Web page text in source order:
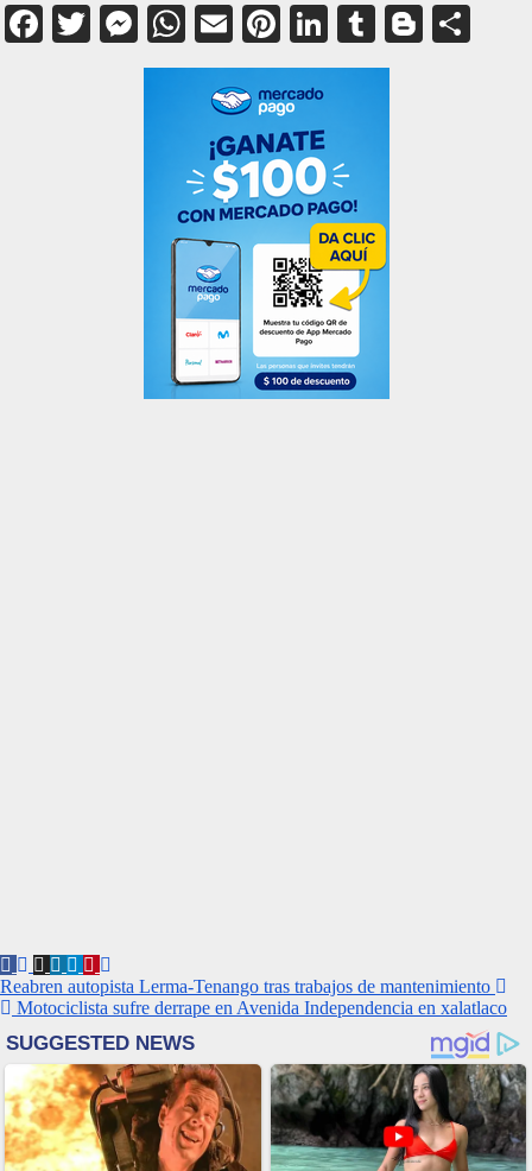
Facebook
TwitterMessenger
WhatsApp
EmailPinterest
LinkedIn
Tumblr
Navegación
de
entradas
Reabren autopista Lerma-Tenango tras trabajos de mantenimiento
Motociclista sufre derrape en Avenida Independencia en xalatlaco